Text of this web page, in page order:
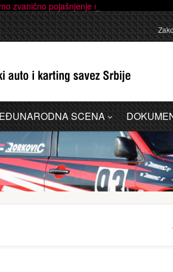
zvanično pojašnjenje u vezi sa
SCENA